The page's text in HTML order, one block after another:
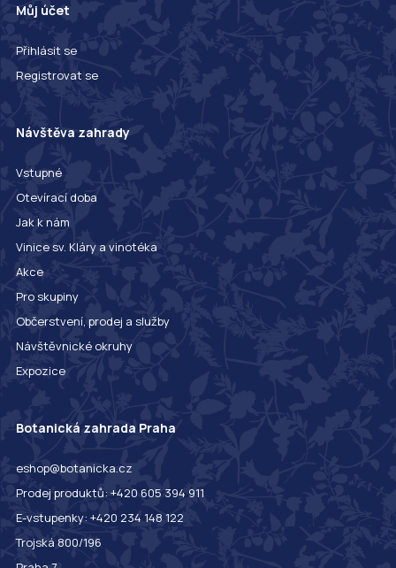
Můj účet
Přihlásit se
Registrovat se
Návštěva zahrady
Vstupné
Otevírací doba
Jak k nám
Vinice sv. Kláry a vinotéka
Akce
Pro skupiny
Občerstvení, prodej a služby
Návštěvnické okruhy
Expozice
Botanická zahrada Praha
eshop@botanicka.cz
Prodej produktů: +420 605 394 911
E-vstupenky: +420 234 148 122
Trojská 800/196